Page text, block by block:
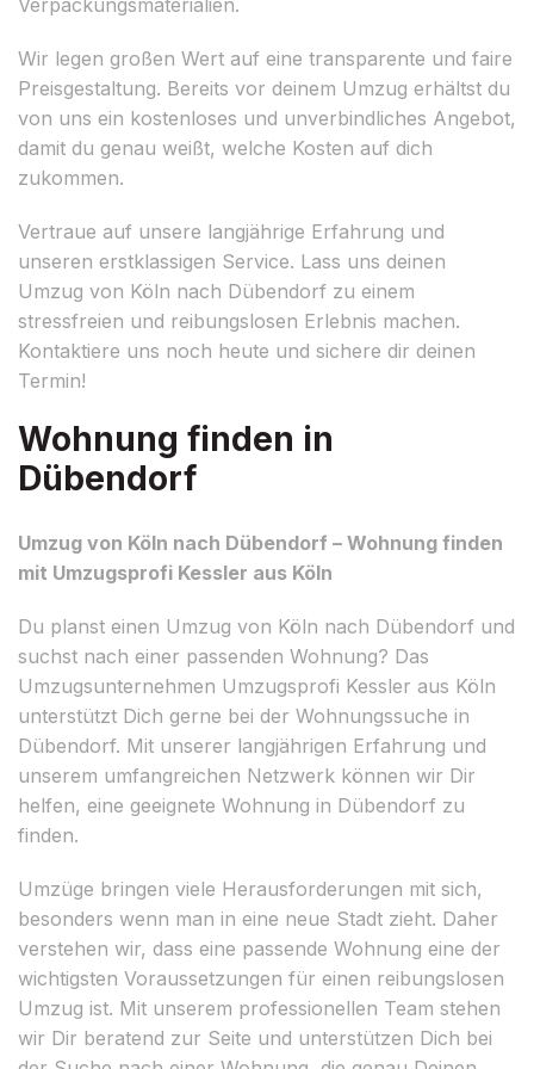
Wir legen großen Wert auf eine transparente und faire
Preisgestaltung. Bereits vor deinem Umzug erhältst du
von uns ein kostenloses und unverbindliches Angebot,
damit du genau weißt, welche Kosten auf dich
zukommen.
Vertraue auf unsere langjährige Erfahrung und
unseren erstklassigen Service. Lass uns deinen
Umzug von Köln nach Dübendorf zu einem
stressfreien und reibungslosen Erlebnis machen.
Kontaktiere uns noch heute und sichere dir deinen
Termin!
Wohnung finden in
Dübendorf
Umzug von Köln nach Dübendorf – Wohnung finden
mit Umzugsprofi Kessler aus Köln
Du planst einen Umzug von Köln nach Dübendorf und
suchst nach einer passenden Wohnung? Das
Umzugsunternehmen Umzugsprofi Kessler aus Köln
unterstützt Dich gerne bei der Wohnungssuche in
Dübendorf. Mit unserer langjährigen Erfahrung und
unserem umfangreichen Netzwerk können wir Dir
helfen, eine geeignete Wohnung in Dübendorf zu
finden.
Umzüge bringen viele Herausforderungen mit sich,
besonders wenn man in eine neue Stadt zieht. Daher
verstehen wir, dass eine passende Wohnung eine der
wichtigsten Voraussetzungen für einen reibungslosen
Umzug ist. Mit unserem professionellen Team stehen
wir Dir beratend zur Seite und unterstützen Dich bei